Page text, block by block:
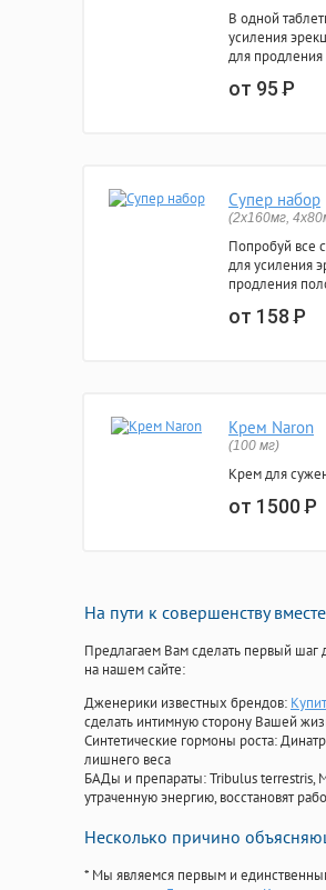
В одной
усиления
для продления
от 95Р
Супер набор
(2х160мг,
Попробуй все
для усиления
продления
от 158Р
Крем Naron
(100 мг)
Крем для
от 1500Р
На пути к совершенству
Предлагаем Вам сделать первый шаг
на нашем сайте:
Дженерики известных брендов:
сделать интимную сторону Вашей
Синтетические гормоны роста:
лишнего веса
БАДы и препараты:Tribulus terrestris,
утраченную энергию, восстановят
Несколько причино
* Мы являемся первым и